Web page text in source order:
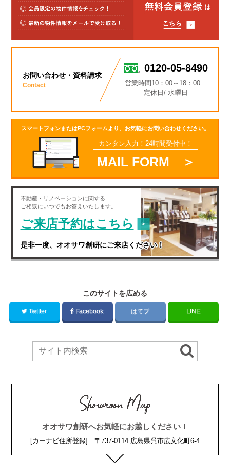
お問い合わせ・資料請求
Contact
0120-05-8490
営業時間10：00～18：00
定休日/ 水曜日
スマートフォンまたはPCフォームより、お気軽にお問い合わせください。
カンタン入力！24時間受付中！
MAIL FORM ＞
不動産・ リノベーションに関する
ご相談にいつでもお答えいたします。
ご来店予約はこちら
是非一度、オオサワ創研にご来店ください！
このサイトを広める
Twitter Facebook はてブ LINE
オオサワ創研へお気軽にお越しください！
[カーナビ住所登録] 〒737-0114 広島県呉市広文化町6-4